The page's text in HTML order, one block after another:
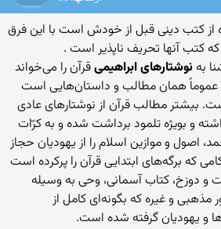
از کتب دینی قبل از خودش است با این فرق
که کتب آنها تحریف ناپذیر است .
بهنوشتارهای ابراهیمیقرآن را می‌خواند
عموماً همان مطالب و داستان‌هایی است
بیشتر مطالب قرآن از نوشتارهای عادی
و بویژه تلمود برداشت شده و به کرّات
اصول و موازین اسلام را از یهودیان حجاز
که برگه‌های ابتدایی قرآن را پرکرده است
و دوزخ، کتاب آسمانی، وحی به وسیله
مذهبی و غیره که بگونه‌ای کامل از
و یهودیان گرفته شده است.